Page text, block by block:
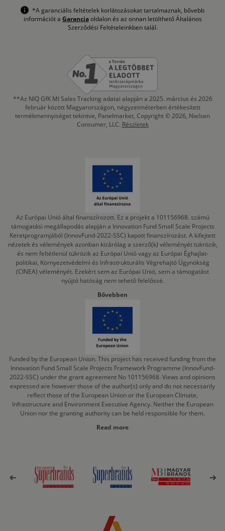
*A garanciális feltételek korlátozásokat tartalmaznak, bővebb
információt a Garanciaoldalon és az onnan letölthető Általános
Szerződési Feltételeinkben talál.
**Az NIQ GfK MI Sales Tracking adatai alapján a 2025. március és 2026
február között Magyarországon, négyzetméterben értékesített
termékmennyiséget tekintve, Panelmarket, Copyright © 2026, Nielsen
Consumer, LLC. Részletek
Az Európai Unió által finanszírozott. Ez a projekt a 101156968. számú
támogatási megállapodás alapján a Innovation Fund Small Scale Projects
Keretprogramjából (InnovFund-2022-SSC) kapott finanszírozást. A kifejtett
nézetek és vélemények azonban kizárólag a szerző(k) véleményét tükrözik,
és nem feltétlenül tükrözik az Európai Unió vagy az Európai Éghajlat-
politikai, Környezetvédelmi és Infrastrukturális Végrehajtó Ügynökség
(CINEA) véleményét. Ezekért sem az Európai Unió, sem a támogatást
nyújtó hatóság nem tehető felelőssé.
Bővebben
Funded by the European Union. This project has received funding from the
Innovation Fund Small Scale Projects Framework Programme (InnovFund-
2022-SSC) under the grant agreement No 101156968. Views and opinions
expressed are however those of the author(s) only and do not necessarily
reflect those of the European Union or the European Climate,
Infrastructure and Environment Executive Agency. Neither the European
Union nor the granting authority can be held responsible for them.
Read more